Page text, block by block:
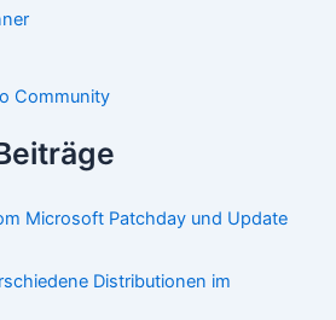
Community
Microsoft Patchday und Update
Distributionen im